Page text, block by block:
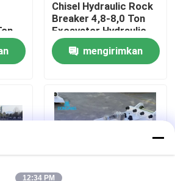
excavator
Chisel Hydraulic Rock
Breaker 4,8-8,0 Ton
Excavator Hydraulic
Jack Hammer
mengirimkan
12:34 PM